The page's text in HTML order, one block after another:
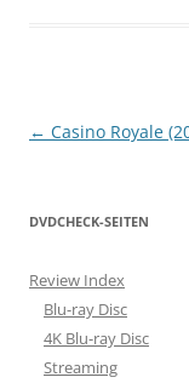
Beitragsnavigation
← Casino Royale
DVDCHECK-SEITEN
Review Index
Blu-ray Disc
4K Blu-ray Disc
Streaming